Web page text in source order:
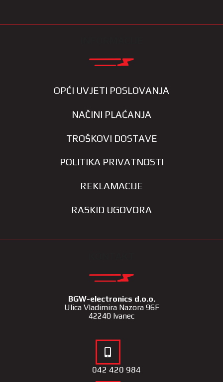
OPĆI UVJETI POSLOVANJA
NAČINI PLAĆANJA
TROŠKOVI DOSTAVE
POLITIKA PRIVATNOSTI
REKLAMACIJE
RASKID UGOVORA
BGW-electronics d.o.o.
Ulica Vladimira Nazora 96F
42240 Ivanec
042 420 984